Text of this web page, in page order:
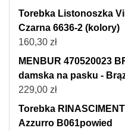
Torebka Listonoszka
Czarna 6636-2 (kolory)
160,30 zł
MENBUR 470520023
damska na pasku -
229,00 zł
Torebka
Azzurro B061powied